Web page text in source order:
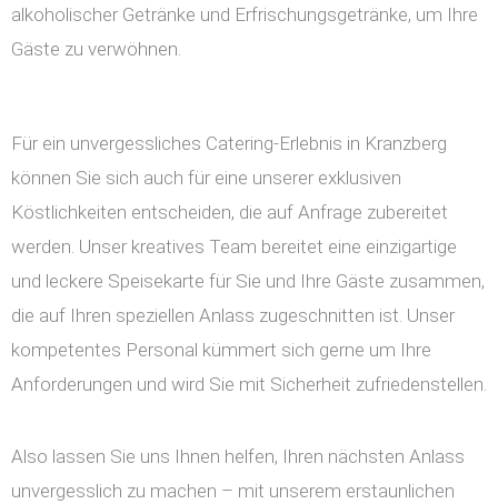
alkoholischer Getränke und Erfrischungsgetränke, um Ihre
Gäste zu verwöhnen.
Für ein unvergessliches Catering-Erlebnis in Kranzberg
können Sie sich auch für eine unserer exklusiven
Köstlichkeiten entscheiden, die auf Anfrage zubereitet
werden. Unser kreatives Team bereitet eine einzigartige
und leckere Speisekarte für Sie und Ihre Gäste zusammen,
die auf Ihren speziellen Anlass zugeschnitten ist. Unser
kompetentes Personal kümmert sich gerne um Ihre
Anforderungen und wird Sie mit Sicherheit zufriedenstellen.
Also lassen Sie uns Ihnen helfen, Ihren nächsten Anlass
unvergesslich zu machen – mit unserem erstaunlichen